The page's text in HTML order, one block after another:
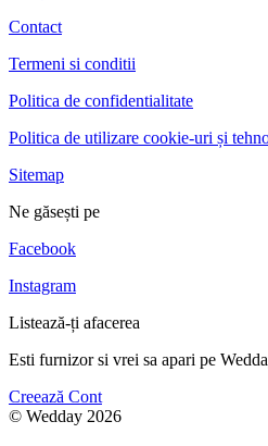
Contact
Termeni si conditii
Politica de confidentialitate
Politica de utilizare cookie-uri și
Sitemap
Ne găsești pe
Facebook
Instagram
Listează-ți afacerea
Esti furnizor si vrei sa apari pe
Creează Cont
© Wedday 2026